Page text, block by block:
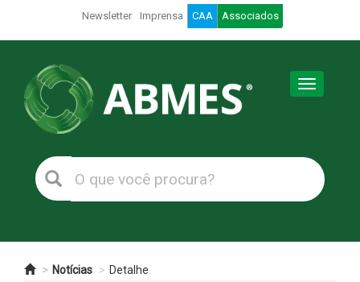
Newsletter Imprensa CAA Associados
Toggle
Notícias Detalhe